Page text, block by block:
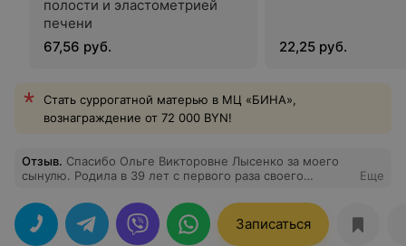
полости и эластометрией
печени
67,56 руб.
22,25 руб.
Стать суррогатной матерью в МЦ «БИНА»,
вознаграждение от 72 000 BYN!
Отзыв. Спасибо Ольге Викторовне Лысенко за моего
сынулю. Родила в 39 лет с первого раза своего
Еще
Записаться